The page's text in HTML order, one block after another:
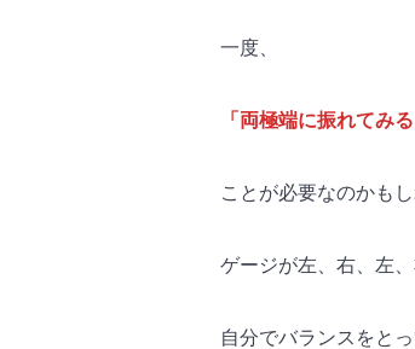
一度、
「両極端に振れてみる
ことが必要なのかもし
ゲージが左、右、左
自分でバランスをと